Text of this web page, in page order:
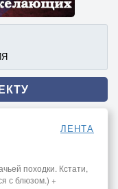
ЛЕНТА
походки. Кстати,
с блюзом.) +